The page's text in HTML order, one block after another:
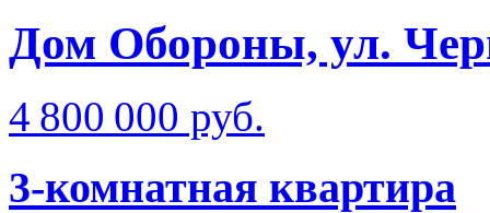
Дом Обороны, ул.
4 800 000 руб.
3-комнатная квартира